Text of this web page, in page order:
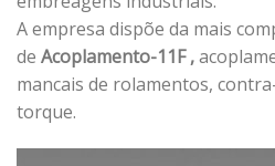
A empresa dispõe da mais
de Acoplamento-11F ,
mancais de rolamentos,
torque.